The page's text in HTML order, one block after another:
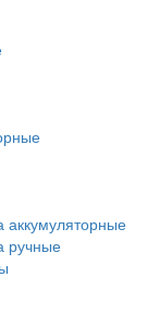
аккумуляторные
ручные